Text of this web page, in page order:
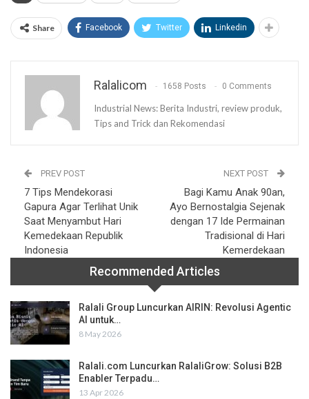
Share Facebook Twitter Linkedin
Ralalicom 1658 Posts 0 Comments
Industrial News: Berita Industri, review produk,
Tips and Trick dan Rekomendasi
PREV POST
7 Tips Mendekorasi
Gapura Agar Terlihat Unik
Saat Menyambut Hari
Kemedekaan Republik
Indonesia
NEXT POST
Bagi Kamu Anak 90an,
Ayo Bernostalgia Sejenak
dengan 17 Ide Permainan
Tradisional di Hari
Kemerdekaan
Recommended Articles
Ralali Group Luncurkan AIRIN: Revolusi Agentic
AI untuk…
8 May 2026
Ralali.com Luncurkan RalaliGrow: Solusi B2B
Enabler Terpadu…
13 Apr 2026